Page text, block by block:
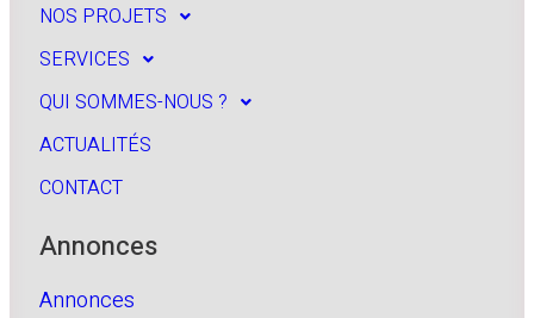
NOS PROJETS
SERVICES
QUI SOMMES-NOUS ?
ACTUALITÉS
CONTACT
Annonces
Annonces